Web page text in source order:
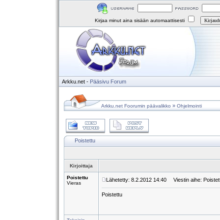
Kirjaa minut aina sisään automaattisesti
Arkku.net - Pääsivu Forum
Arkku.net Foorumin päävalikko » Ohjelmointi
Poistettu
Kirjoittaja
Poistettu
Vieras
Lähetetty: 8.2.2012 14:40 Viestin aihe:
Poistettu